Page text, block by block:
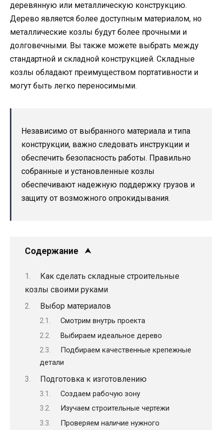
деревянную или металлическую конструкцию.
Дерево является более доступным материалом, но
металлические козлы будут более прочными и
долговечными. Вы также можете выбрать между
стандартной и складной конструкцией. Складные
козлы обладают преимуществом портативности и
могут быть легко переносимыми.
Независимо от выбранного материала и типа
конструкции, важно следовать инструкции и
обеспечить безопасность работы. Правильно
собранные и установленные козлы
обеспечивают надежную поддержку грузов и
защиту от возможного опрокидывания.
Содержание
Как сделать складные строительные
козлы своими руками
Выбор материалов
Смотрим внутрь проекта
Выбираем идеальное дерево
Подбираем качественные крепежные
детали
Подготовка к изготовлению
Создаем рабочую зону
Изучаем строительные чертежи
Проверяем наличие нужного